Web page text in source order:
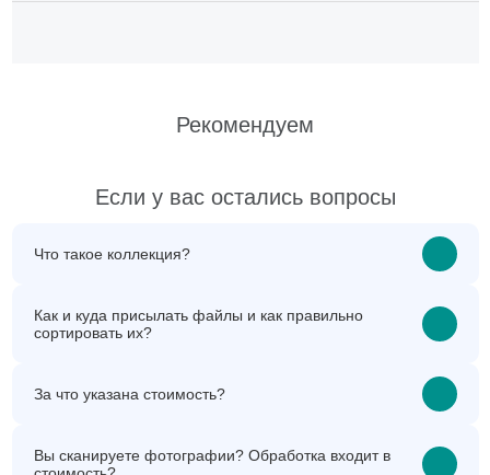
Рекомендуем
Если у вас остались вопросы
Что такое коллекция?
Как и куда присылать файлы и как правильно
сортировать их?
За что указана стоимость?
Вы сканируете фотографии? Обработка входит в